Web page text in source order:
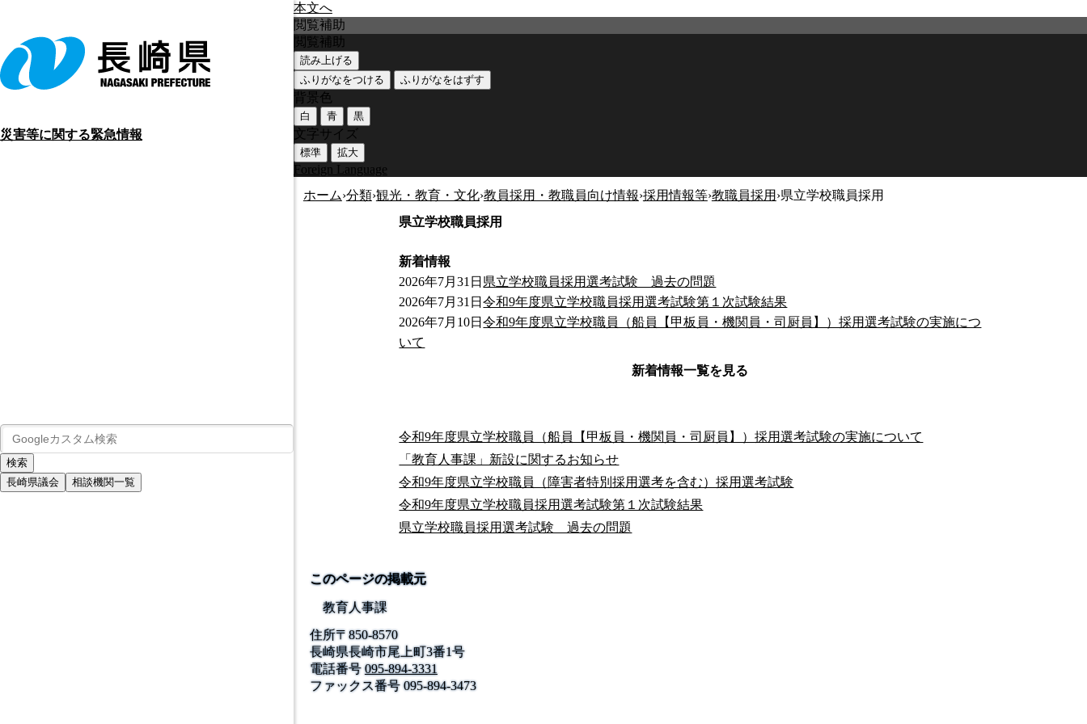
本文へ
災害等に関する緊急情報
長崎県議会 相談機関一覧
閲覧補助
閲覧補助
読み上げる
ふりがなをつける
ふりがなをはずす
背景色
白 青 黒
文字サイズ
標準 拡大
Foreign Language
ホーム›分類›観光・教育・文化›教員採用・教職員向け情報›採用情報等›教職員採用 ›県立学校職員採用
県立学校職員採用
新着情報
2026年7月31日 県立学校職員採用選考試験 過去の問題
2026年7月31日令和9年度県立学校職員採用選考試験第１次試験結果
2026年7月10日令和9年度県立学校職員（船員【甲板員・機関員・司厨員】）採用選考試験の実施につ
いて
新着情報一覧を見る
令和9年度県立学校職員（船員【甲板員・機関員・司厨員】）採用選考試験の実施について
「教育人事課」新設に関するお知らせ
令和9年度県立学校職員（障害者特別採用選考を含む）採用選考試験
令和9年度県立学校職員採用選考試験第１次試験結果
県立学校職員採用選考試験 過去の問題
このページの掲載元
教育人事課
住所〒850-8570
長崎県長崎市尾上町3番1号
電話番号 095-894-3331
ファックス番号095-894-3473
公式SNS
このサイトについて
長崎県庁